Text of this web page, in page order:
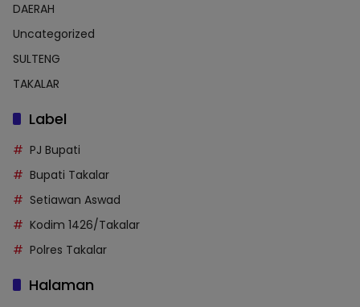
DAERAH
Uncategorized
SULTENG
TAKALAR
Label
PJ Bupati
Bupati Takalar
Setiawan Aswad
Kodim 1426/Takalar
Polres Takalar
Halaman